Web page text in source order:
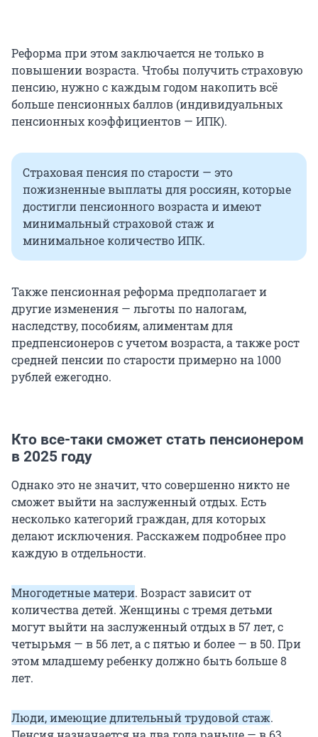
Реформа при этом заключается не только в
повышении возраста. Чтобы получить страховую
пенсию, нужно с каждым годом накопить всё
больше пенсионных баллов (индивидуальных
пенсионных коэффициентов — ИПК).
Страховая пенсия по старости — это
пожизненные выплаты для россиян, которые
достигли пенсионного возраста и имеют
минимальный страховой стаж и
минимальное количество ИПК.
Также пенсионная реформа предполагает и
другие изменения — льготы по налогам,
наследству, пособиям, алиментам для
предпенсионеров с учетом возраста, а также рост
средней пенсии по старости примерно на 1000
рублей ежегодно.
Кто все-таки сможет стать пенсионером
в 2025 году
Однако это не значит, что совершенно никто не
сможет выйти на заслуженный отдых. Есть
несколько категорий граждан, для которых
делают исключения. Расскажем подробнее про
каждую в отдельности.
Многодетные матери. Возраст зависит от
количества детей. Женщины с тремя детьми
могут выйти на заслуженный отдых в 57 лет, с
четырьмя — в 56 лет, а с пятью и более — в 50. При
этом младшему ребенку должно быть больше 8
лет.
Люди, имеющие длительный трудовой стаж.